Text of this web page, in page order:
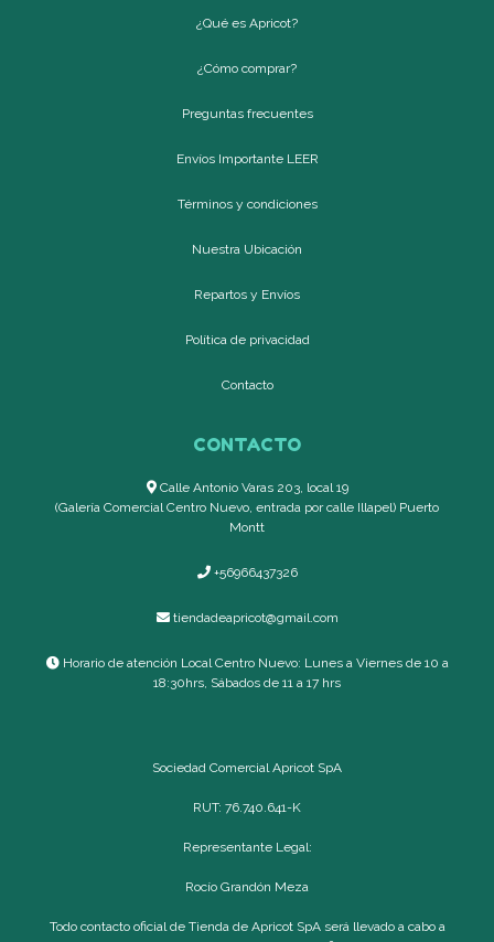
¿Qué es Apricot?
¿Cómo comprar?
Preguntas frecuentes
Envíos Importante LEER
Términos y condiciones
Nuestra Ubicación
Repartos y Envíos
Política de privacidad
Contacto
CONTACTO
Calle Antonio Varas 203, local 19
(Galería Comercial Centro Nuevo, entrada por calle Illapel) Puerto
Montt
+56966437326
tiendadeapricot@gmail.com
Horario de atención Local Centro Nuevo: Lunes a Viernes de 10 a
18:30hrs, Sábados de 11 a 17 hrs
Sociedad Comercial Apricot SpA
RUT: 76.740.641-K
Representante Legal:
Rocío Grandón Meza
Todo contacto oficial de Tienda de Apricot SpA será llevado a cabo a